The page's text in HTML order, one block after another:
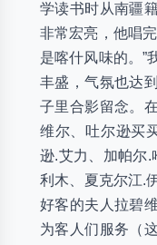
学读书时从南疆
非常宏亮，他唱
是喀什风味的。”
丰盛，气氛也达
子里合影留念。
维尔、吐尔逊买
逊.艾力、加帕尔.
利木、夏克尔江.
好客的夫人拉碧
为客人们服务（